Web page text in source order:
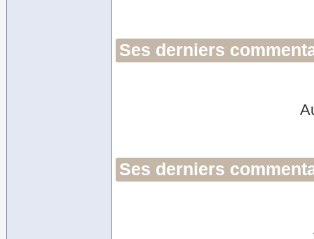
Ses derniers
Ses derniers